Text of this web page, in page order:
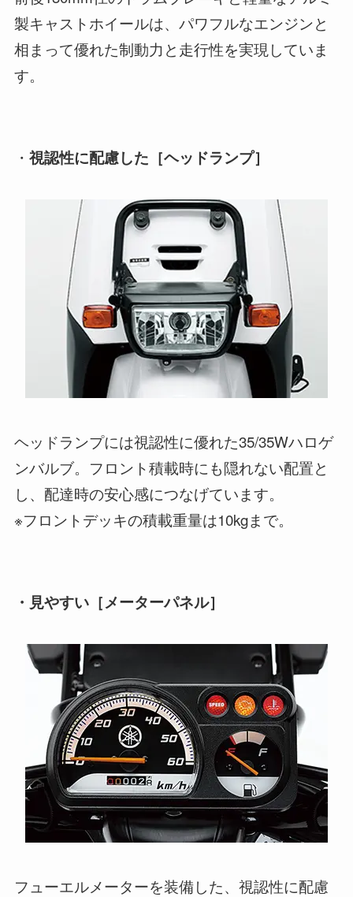
製キャストホイールは、パワフルなエンジンと
相まって優れた制動力と走行性を実現していま
す。
・ 視認性に配慮した［ヘッドランプ］
ヘッドランプには視認性に優れた35/35Wハロゲ
ンバルブ。フロント積載時にも隠れない配置と
し、配達時の安心感につなげています。
※フロントデッキの積載重量は10kgまで。
・見やすい［メーターパネル］
フューエルメーターを装備した、視認性に配慮